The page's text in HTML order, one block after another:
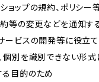
ョップの規約、ポリシ
約等の変更などを通知す
サービスの開発等に役立
、個別を識別できない
る目的のため